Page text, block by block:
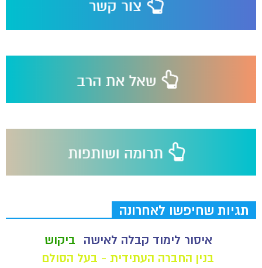
תגיות שחיפשו לאחרונה
איסור לימוד קבלה לאישה
ביקוש
בנין החברה העתידית - בעל הסולם